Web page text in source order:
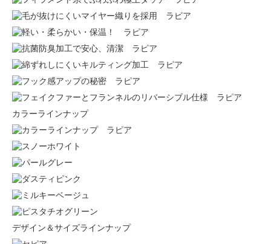
カラーラインナップ
デザイン＆サイズラインナップ